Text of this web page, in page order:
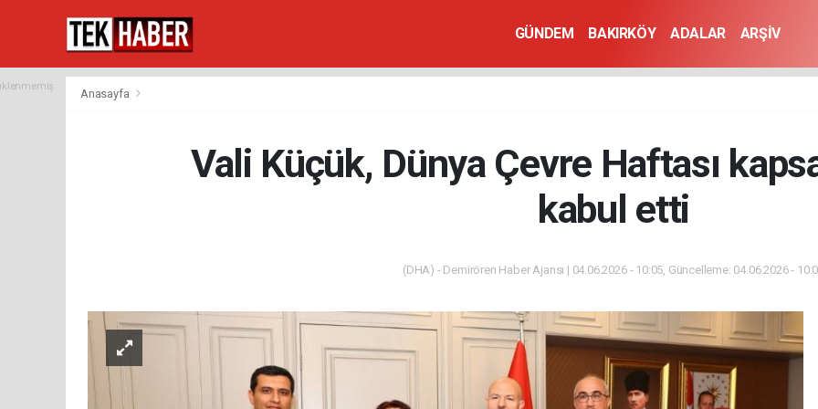
GÜNDEM BAKIRKÖY ADALAR ARŞİV
Anasayfa
Vali Küçük, Dünya Çevre Haftası
kabul etti
(DHA) - Demirören Haber Ajansı | 04.06.2026 - 10:05, Güncelleme: 04.06.2026 -